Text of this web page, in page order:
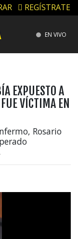
REGÍSTRATE
EN VIVO
EXPUESTO A
VÍCTIMA EN
Rosario